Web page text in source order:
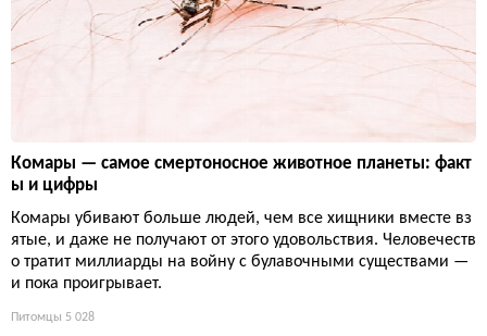
Комары — самое смертоносное животное планеты: факт
ы и цифры
Комары убивают больше людей, чем все хищники вместе вз
ятые, и даже не получают от этого удовольствия. Человечеств
о тратит миллиарды на войну с булавочными существами —
и пока проигрывает.
Питомцы 5 028